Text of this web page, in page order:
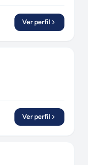
Ver perfil
Ver perfil